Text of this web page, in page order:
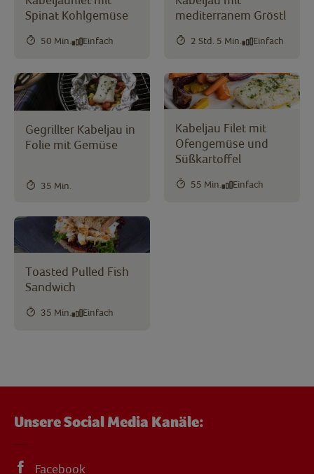
Spinat Kohlgemüse
50 Min. Einfach
mediterranem Gröstl
2 Std. 5 Min. Einfach
Gegrillter Kabeljau in
Folie mit Gemüse
35 Min.
Kabeljau Filet mit
Ofengemüse und
Süßkartoffel
55 Min. Einfach
Toasted Pulled Fish
Sandwich
35 Min. Einfach
Unsere Social Media Kanäle:
Facebook